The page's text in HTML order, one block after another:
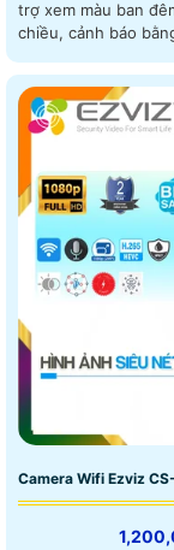
trợ xem màu ban đêm. Thiết bị tích hợp chức năng đàm
chiều, cảnh báo
CS-H90-R100-
ngay lập tức và
Camera Wifi Ezviz